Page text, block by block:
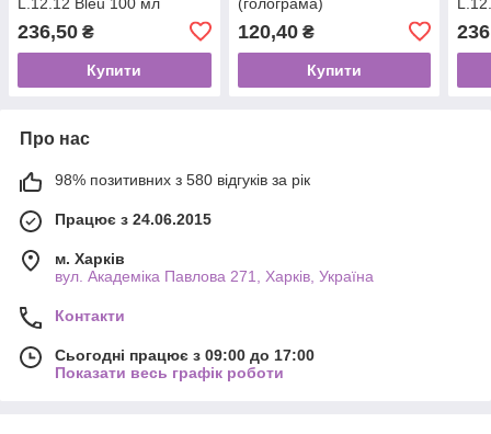
236,50 ₴
Купити
120,40₴
Купити
Про нас
98% позитивних з 580 відгуків за рік
Працює з 24.06.2015
м. Харків
вул. Академіка Павлова 271, Харків, Україна
Контакти
Сьогодні працює з 09:00 до 17:00
Показати весь графік роботи